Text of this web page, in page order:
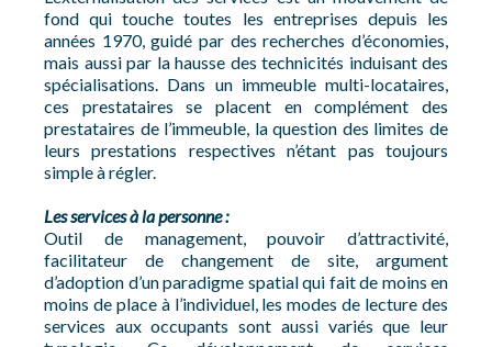
fond qui touche toutes les entreprises depuis les
années 1970, guidé par des recherches d’économies,
mais aussi par la hausse des technicités induisant des
spécialisations. Dans un immeuble multi-locataires,
ces prestataires se placent en complément des
prestataires de l’immeuble, la question des limites de
leurs prestations respectives n’étant pas toujours
simple à régler.
Les services à la personne :
Outil de management, pouvoir d’attractivité,
facilitateur de changement de site, argument
d’adoption d’un paradigme spatial qui fait de moins en
moins de place à l’individuel, les modes de lecture des
services aux occupants sont aussi variés que leur